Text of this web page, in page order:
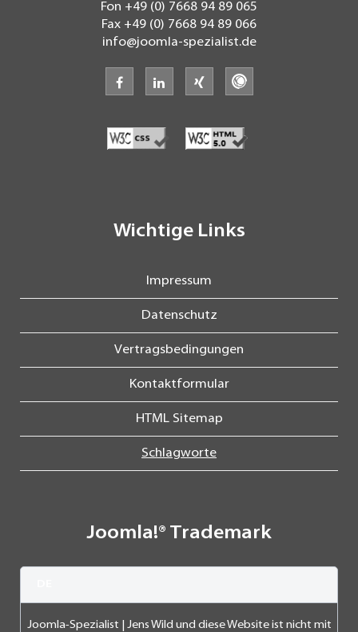
Fon +49 (0) 7668 94 89 065
Fax +49 (0) 7668 94 89 066
info@joomla-spezialist.de
facebooklinkedin xing
Wichtige Links
Impressum
Datenschutz
Vertragsbedingungen
Kontaktformular
HTML Sitemap
Schlagworte
Joomla!® Trademark
Joomla-Spezialist | Jens Wild und diese Website ist nicht mit